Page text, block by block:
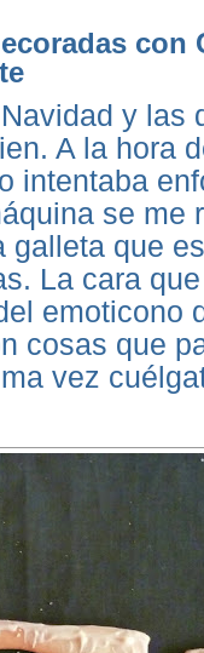
con
y las
A la hora
intentaba
se me
galleta que
La cara
emoticono
cosas que
vez